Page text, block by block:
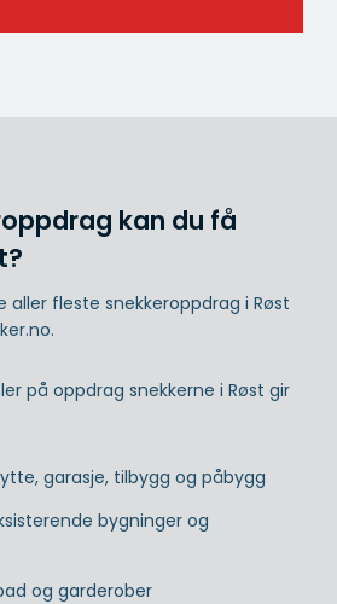
kan du få
aller fleste snekkeroppdrag i Røst
på oppdrag snekkerne i Røst gir
garasje, tilbygg og påbygg
bygninger og
og garderober